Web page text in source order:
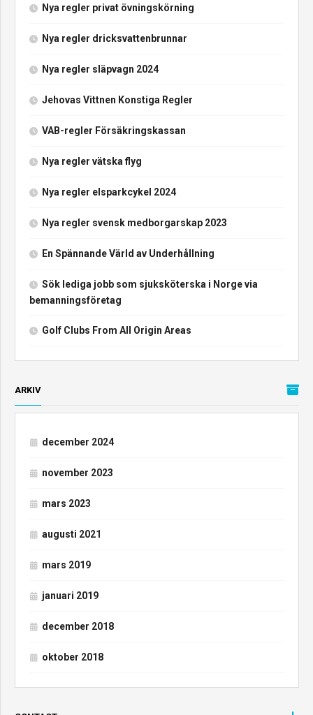
Nya regler privat övningskörning
Nya regler dricksvattenbrunnar
Nya regler släpvagn 2024
Jehovas Vittnen Konstiga Regler
VAB-regler Försäkringskassan
Nya regler vätska flyg
Nya regler elsparkcykel 2024
Nya regler svensk medborgarskap 2023
En Spännande Värld av Underhållning
Sök lediga jobb som sjuksköterska i Norge via
bemanningsföretag
Golf Clubs From All Origin Areas
ARKIV
december 2024
november 2023
mars 2023
augusti 2021
mars 2019
januari 2019
december 2018
oktober 2018